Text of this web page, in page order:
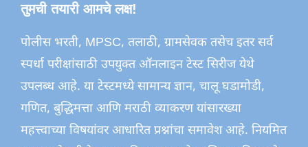
तुमची तयारी आमचे लक्ष!
पोलीस भरती, MPSC, तलाठी, ग्रामसेवक तसेच इतर सर्व
स्पर्धा परीक्षांसाठी उपयुक्त ऑनलाइन टेस्ट सिरीज येथे
उपलब्ध आहे. या टेस्टमध्ये सामान्य ज्ञान, चालू घडामोडी,
गणित, बुद्धिमत्ता आणि मराठी व्याकरण यांसारख्या
महत्त्वाच्या विषयांवर आधारित प्रश्नांचा समावेश आहे. नियमित